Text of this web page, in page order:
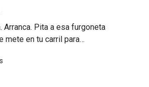
Arranca. Pita a esa furgoneta
mete en tu carril para…